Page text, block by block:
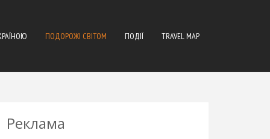
ПОДОРОЖІ СВІТОМ ПОДІЇ TRAVEL MAP
Реклама